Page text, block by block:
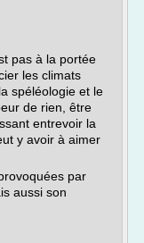
pas à la portée
les climats
spéléologie et le
de rien, être
entrevoir la
y avoir à aimer
par
aussi son